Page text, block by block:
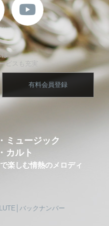
は、
ビスも充実
有料会員登録
ミュージック
カルト
楽しむ情熱のメロディ
バックナンバー